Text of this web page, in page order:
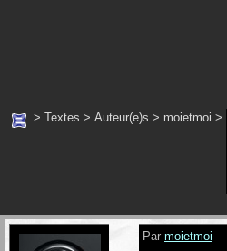
> Textes > Auteur(e)s > moietmoi >
Par moietmoi